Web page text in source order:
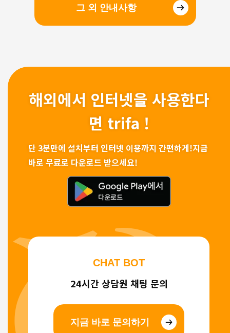
그 외 안내사항
해외에서 인터넷을 사용한다
면 trifa !
단 3분만에 설치부터 인터넷 이용까지 간편하게!지금
바로 무료로 다운로드 받으세요!
CHAT BOT
24시간 상담원 채팅 문의
지금 바로 문의하기